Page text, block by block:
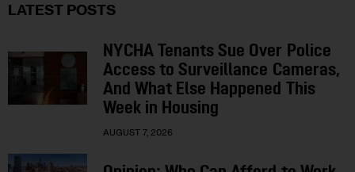
LATEST POSTS
NYCHA Tenants Sue Over Police
Access to Surveillance Cameras,
And What Else Happened This
Week in Housing
AUGUST 7, 2026